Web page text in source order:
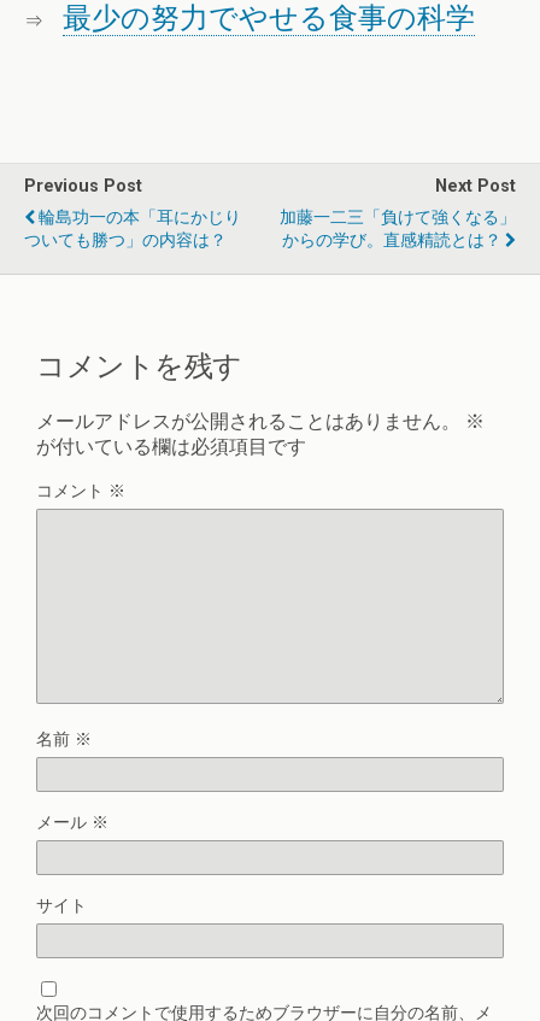
⇒ 最少の努力でやせる食事の科学
Previous Post
輪島功一の本「耳にかじり
ついても勝つ」の内容は？
Next Post
加藤一二三「負けて強くなる」
からの学び。直感精読とは？
コメントを残す
メールアドレスが公開されることはありません。
※
が付いている欄は必須項目です
コメント ※
名前 ※
メール ※
サイト
次回のコメントで使用するためブラウザーに自分の名前、メ